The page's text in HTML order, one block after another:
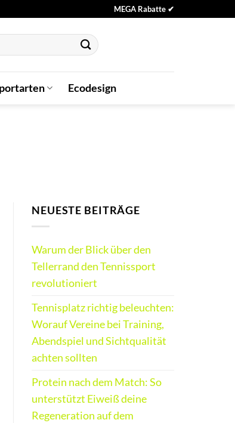
MEGA Rabatte ✔
Ecodesign
NEUESTE BEITRÄGE
Warum der Blick über den
Tellerrand den Tennissport
revolutioniert
Tennisplatz richtig beleuchten:
Worauf Vereine bei Training,
Abendspiel und Sichtqualität
achten sollten
Protein nach dem Match: So
unterstützt Eiweiß deine
Regeneration auf dem